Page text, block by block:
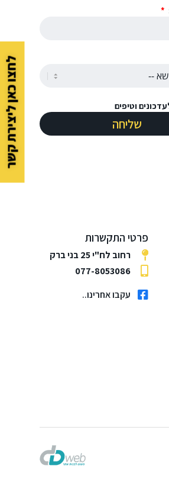
וטיפים
שליחה
פרטי התקשרות
רחוב לח"י 25 בני ברק
077-8053086
עקבו אחרינו..
לחצו כאן ליצירת קשר